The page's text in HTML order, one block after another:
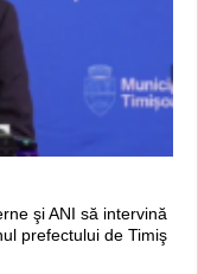
şi ANI să intervină
prefectului de Timiş